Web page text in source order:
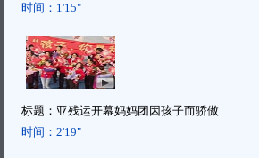
时间： 1'15"
标题： 亚残运开幕妈妈团因孩子而骄傲
时间： 2'19"